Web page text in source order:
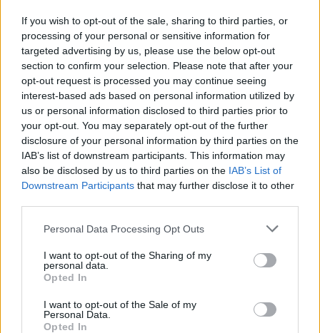
If you wish to opt-out of the sale, sharing to third parties, or
processing of your personal or sensitive information for
targeted advertising by us, please use the below opt-out
section to confirm your selection. Please note that after your
opt-out request is processed you may continue seeing
interest-based ads based on personal information utilized by
us or personal information disclosed to third parties prior to
your opt-out. You may separately opt-out of the further
disclosure of your personal information by third parties on the
IAB’s list of downstream participants. This information may
also be disclosed by us to third parties on the IAB’s List of
Downstream Participants that may further disclose it to other
Please note that this website/app uses one or more Google
not limited to your visit or usage behaviour. You may click to
grant or deny consent to Google and its third-party tags to
use your data for below specified purposes in below Google
consent section.
Personal Data Processing Opt Outs
I want to opt-out of the Sharing of my
personal data.
Opted In
I want to opt-out of the Sale of my
Personal Data.
Opted In
Kövess minket, és értesülj a friss hírekről a
Facebookon is!
Követem
#KULTÚRA #VIDNYÁNSZKY ATTILA #NEMZETI SZÍNHÁZ